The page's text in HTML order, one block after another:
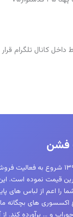
کانال تلگرام
فشن
کودک فشن از سال ۱۳۹۸ شروع به
قیمت نموده
٫ انواع اکسسوری های بچگانه